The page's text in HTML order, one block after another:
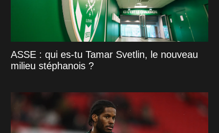
ASSE : qui es-tu Tamar Svetlin, le nouveau
milieu stéphanois ?